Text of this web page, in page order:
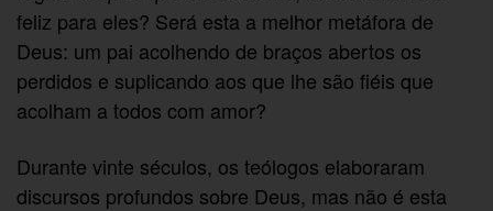
feliz para eles? Será esta a melhor metáfora de
Deus: um pai acolhendo de braços abertos os
perdidos e suplicando aos que lhe são fiéis que
acolham a todos com amor?
Durante vinte séculos, os teólogos elaboraram
discursos profundos sobre Deus, mas não é esta